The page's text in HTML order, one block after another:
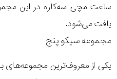
ساعت مچی سه‌کاره در این
یافت می‌شود.
مجموعه سیکو پنج
یکی از معروف‌ترین مجموعه‌های